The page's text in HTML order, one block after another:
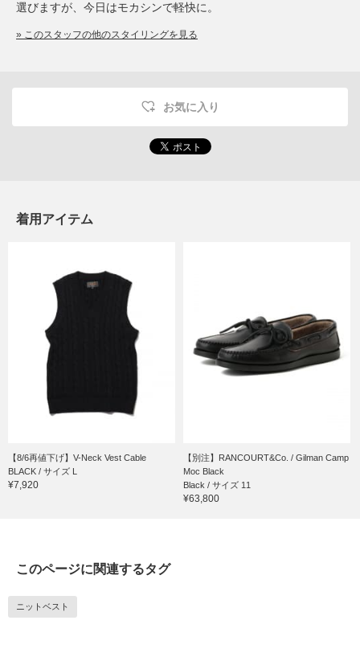
選びますが、今日はモカシンで軽快に。
» このスタッフの他のスタイリングを見る
お気に入り
着用アイテム
【8/6再値下げ】V-Neck Vest Cable
BLACK / サイズ L
¥7,920
【別注】RANCOURT&Co. / Gilman Camp
Moc Black
Black / サイズ 11
¥63,800
このページに関連するタグ
ニットベスト